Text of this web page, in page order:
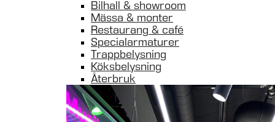
Bilhall & showroom
Mässa & monter
Restaurang & café
Specialarmaturer
Trappbelysning
Köksbelysning
Återbruk